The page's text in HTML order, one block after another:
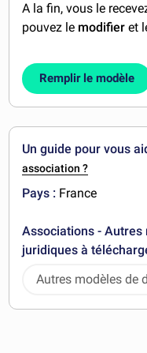
A la fin, vous le
pouvez le modifier et
Remplir le modèle
Un guide pour vous
association ?
Pays : France
Associations -
juridiques à
Autres modèles de
télécharger